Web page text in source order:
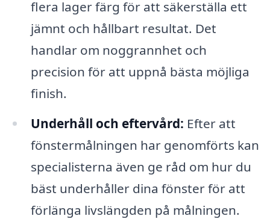
flera lager färg för att säkerställa ett
jämnt och hållbart resultat. Det
handlar om noggrannhet och
precision för att uppnå bästa möjliga
finish.
Underhåll och eftervård: Efter att
fönstermålningen har genomförts kan
specialisterna även ge råd om hur du
bäst underhåller dina fönster för att
förlänga livslängden på målningen.